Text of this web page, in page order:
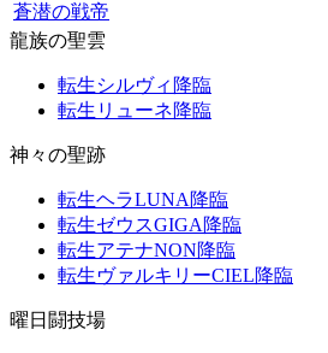
蒼潜の戦帝
龍族の聖雲
転生シルヴィ降臨
転生リューネ降臨
神々の聖跡
転生ヘラLUNA降臨
転生ゼウスGIGA降臨
転生アテナNON降臨
転生ヴァルキリーCIEL降臨
曜日闘技場